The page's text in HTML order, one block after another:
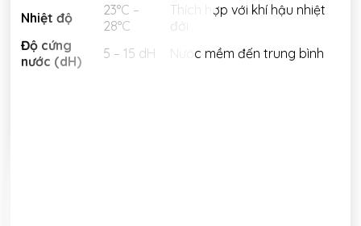
Nhiệt độ
23°C –
28°C
Thích hợp với khí hậu nhiệt
đới
Độ cứng
nước (dH)
5 – 15 dH Nước mềm đến trung bình